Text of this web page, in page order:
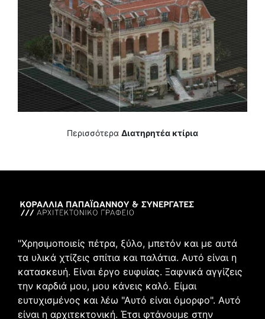
Περισσότερα Διατηρητέα κτίρια
"Χρησιμοποιείς πέτρα, ξύλο, μπετόν και με αυτά
τα υλικά χτίζεις σπίτια και παλάτια. Αυτό είναι η
κατασκευή. Είναι έργο ευφυίας. Ξαφνικά αγγίζεις
την καρδιά μου, μου κάνεις καλό. Είμαι
ευτυχισμένος και λέω "Αυτό είναι όμορφο". Αυτό
είναι η αρχιτεκτονική. Έτσι φτάνουμε στην